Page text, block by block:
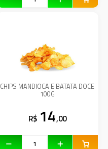
CHIPS MANDIOCA E BATATA DOCE
100G
R$ 14,00